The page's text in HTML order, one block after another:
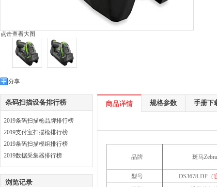
点击查看大图
分享
条码扫描设备排行榜
2019条码扫描枪品牌排行榜
2019支付宝扫描枪排行榜
2019条码扫描模组排行榜
2019数据采集器排行榜
浏览记录
商品详情 规格参数 手册下
品牌 斑马Zebra
型号 DS3678-DP （